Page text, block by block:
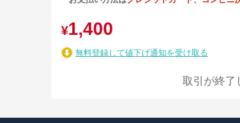
¥1,400
無料登録して値下げ通知を受け取る
取引が終了